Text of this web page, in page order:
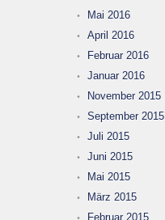
Mai 2016
April 2016
Februar 2016
Januar 2016
November 2015
September 2015
Juli 2015
Juni 2015
Mai 2015
März 2015
Februar 2015